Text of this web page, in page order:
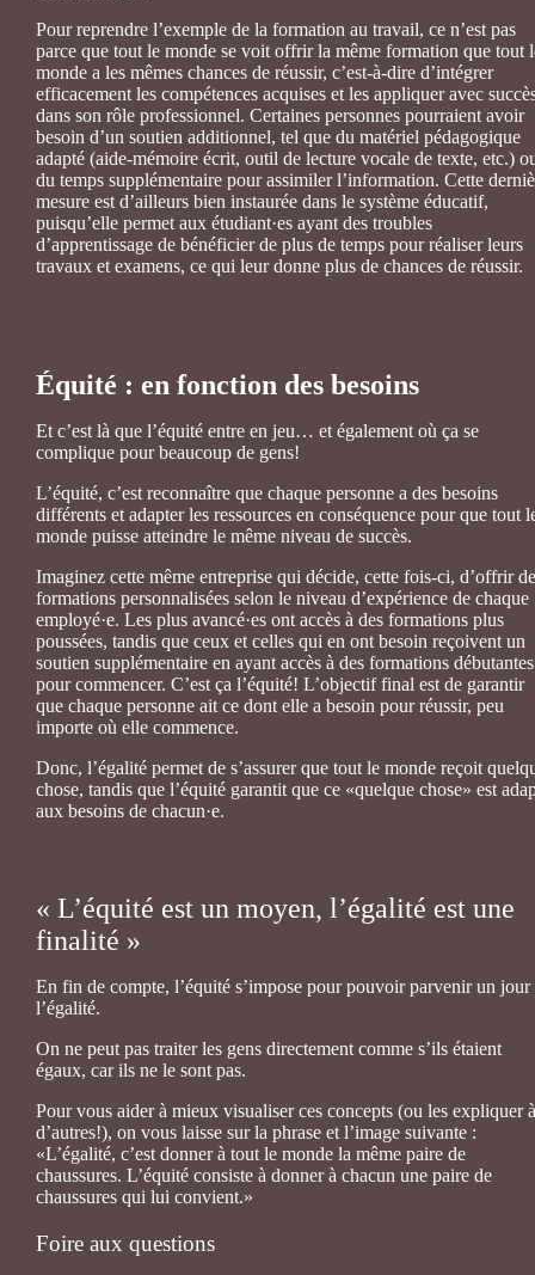
Pour reprendre l’exemple de la formation au travail, ce n’est pas
parce que tout le monde se voit offrir la même formation que tout
monde a les mêmes chances de réussir, c’est-à-dire d’intégrer
efficacement les compétences acquises et les appliquer avec
dans son rôle professionnel. Certaines personnes pourraient avoir
besoin d’un soutien additionnel, tel que du matériel pédagogique
adapté (aide-mémoire écrit, outil de lecture vocale de texte, etc.)
du temps supplémentaire pour assimiler l’information. Cette
mesure est d’ailleurs bien instaurée dans le système éducatif,
puisqu’elle permet aux étudiant·es ayant des troubles
d’apprentissage de bénéficier de plus de temps pour réaliser leurs
travaux et examens, ce qui leur donne plus de chances de réussir.
Équité : en fonction des besoins
Et c’est là que l’équité entre en jeu… et également où ça se
complique pour beaucoup de gens!
L’équité, c’est reconnaître que chaque personne a des besoins
différents et adapter les ressources en conséquence pour que tout
monde puisse atteindre le même niveau de succès.
Imaginez cette même entreprise qui décide, cette fois-ci, d’offrir
formations personnalisées selon le niveau d’expérience de chaque
employé·e. Les plus avancé·es ont accès à des formations plus
poussées, tandis que ceux et celles qui en ont besoin reçoivent un
soutien supplémentaire en ayant accès à des formations débutantes
pour commencer. C’est ça l’équité! L’objectif final est de garantir
que chaque personne ait ce dont elle a besoin pour réussir, peu
importe où elle commence.
Donc, l’égalité permet de s’assurer que tout le monde reçoit
chose, tandis que l’équité garantit que ce «quelque chose» est
aux besoins de chacun·e.
« L’équité est un moyen, l’égalité est une
finalité »
En fin de compte, l’équité s’impose pour pouvoir parvenir un jour
l’égalité.
On ne peut pas traiter les gens directement comme s’ils étaient
égaux, car ils ne le sont pas.
Pour vous aider à mieux visualiser ces concepts (ou les expliquer à
d’autres!), on vous laisse sur la phrase et l’image suivante :
«L’égalité, c’est donner à tout le monde la même paire de
chaussures. L’équité consiste à donner à chacun une paire de
chaussures qui lui convient.»
Foire aux questions